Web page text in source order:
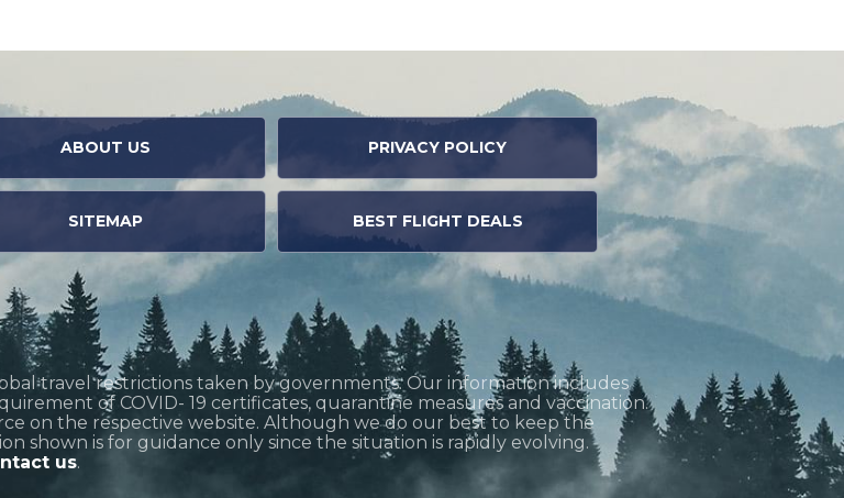
ABOUT US PRIVACY POLICY
SITEMAP BEST FLIGHT DEALS
travel restrictions taken by governments. Our information includes
of COVID- 19 certificates, quarantine measures and vaccination.
on the respective website. Although we do our best to keep the
shown is for guidance only since the situation is rapidly evolving.
us.